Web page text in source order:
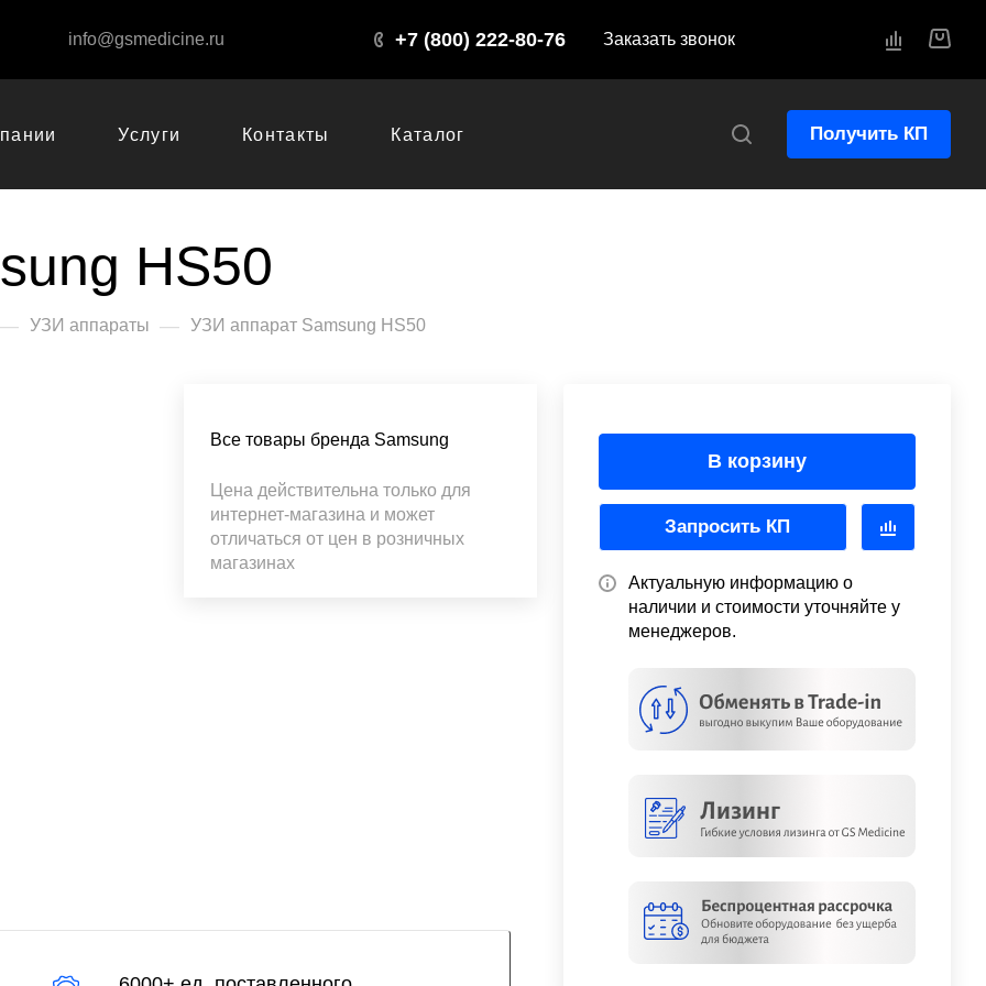
info@gsmedicine.ru +7 (800) 222-80-76 Заказать звонок
Услуги Контакты Каталог Получить КП
HS50
— УЗИ аппараты — УЗИ аппарат Samsung HS50
В корзину
Запросить КП
Актуальную информацию о
наличии и стоимости уточняйте у
менеджеров.
Все товары бренда Samsung
Цена действительна только для
интернет-магазина и может
отличаться от цен в розничных
магазинах